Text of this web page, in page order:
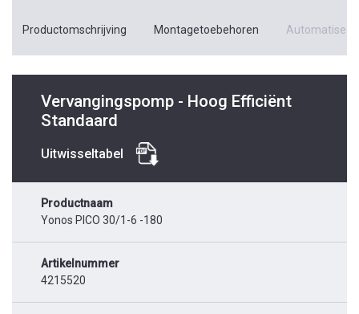
Productomschrijving Montagetoebehoren
Vervangingspomp - Hoog Efficiënt
Standaard
Uitwisseltabel
Productnaam
Yonos PICO 30/1-6 -180
Artikelnummer
4215520